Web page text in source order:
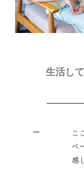
生活し
ー
こ
ベ
感